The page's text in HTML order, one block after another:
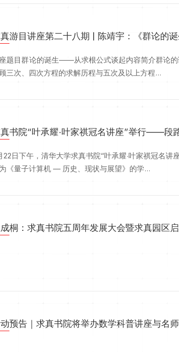
游目讲座第二十八期 | 陈靖宇：《群论的
题目群论的诞生——从求根公式谈起内容简介群论的
三次、四次方程的求解历程与五次及以上方程...
书院“叶承耀·叶家祺冠名讲座”举行——段
22日下午，清华大学求真书院“叶承耀·叶家祺冠名
《量子计算机 — 历史、现状与展望》的学...
成桐：求真书院五周年发展大会暨求真园区
预告｜求真书院将举办数学科普讲座与名